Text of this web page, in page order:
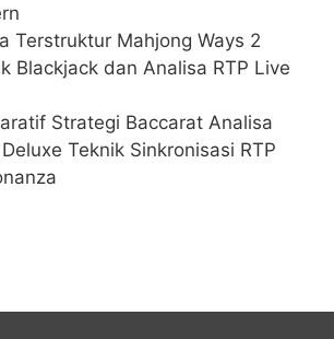
Terstruktur Mahjong Ways 2
Blackjack dan Analisa RTP Live
Strategi Baccarat Analisa
Teknik Sinkronisasi RTP